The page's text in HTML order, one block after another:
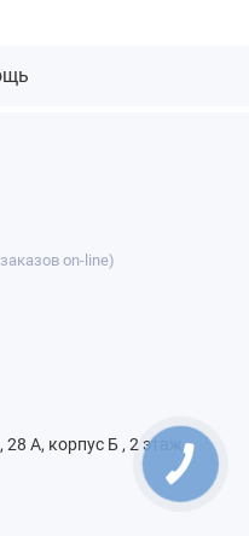
on-line)
А, корпус Б , 2 этаж